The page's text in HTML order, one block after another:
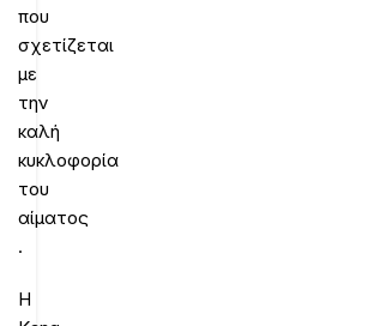
που
σχετίζεται
με
την
καλή
κυκλοφορία
του
αίματος
.
Η